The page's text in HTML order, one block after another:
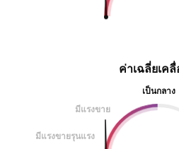
ค่าเฉลี่ยเค
เป็นกลาง
มีแรงขาย
มีแรงขายรุนแรง